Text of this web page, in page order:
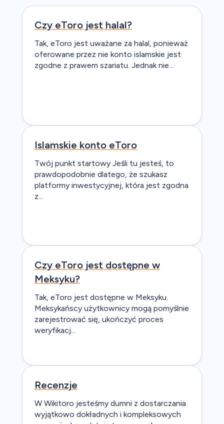
Czy eToro jest halal?
Tak, eToro jest uważane za halal, ponieważ
oferowane przez nie konto islamskie jest
zgodne z prawem szariatu. Jednak nie...
Islamskie konto eToro
Twój punkt startowy Jeśli tu jesteś, to
prawdopodobnie dlatego, że szukasz
platformy inwestycyjnej, która jest zgodna
z...
Czy eToro jest dostępne w
Meksyku?
Tak, eToro jest dostępne w Meksyku.
Meksykańscy użytkownicy mogą pomyślnie
zarejestrować się, ukończyć proces
weryfikacj...
Recenzje
W Wikitoro jesteśmy dumni z dostarczania
wyjątkowo dokładnych i kompleksowych